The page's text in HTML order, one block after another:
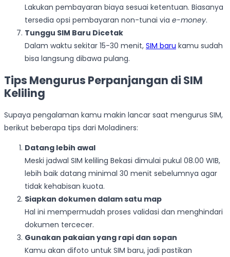
Lakukan pembayaran biaya sesuai ketentuan. Biasanya
tersedia opsi pembayaran non-tunai via e-money.
Tunggu SIM Baru Dicetak
Dalam waktu sekitar 15-30 menit, SIM baru kamu sudah
bisa langsung dibawa pulang.
Tips Mengurus Perpanjangan di SIM
Keliling
Supaya pengalaman kamu makin lancar saat mengurus SIM,
berikut beberapa tips dari Moladiners:
Datang lebih awal
Meski jadwal SIM keliling Bekasi dimulai pukul 08.00 WIB,
lebih baik datang minimal 30 menit sebelumnya agar
tidak kehabisan kuota.
Siapkan dokumen dalam satu map
Hal ini mempermudah proses validasi dan menghindari
dokumen tercecer.
Gunakan pakaian yang rapi dan sopan
Kamu akan difoto untuk SIM baru, jadi pastikan